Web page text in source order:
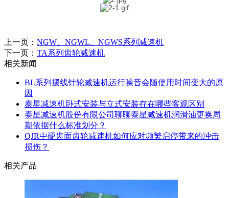
上一页： NGW、NGWL、NGWS系列减速机
下一页： TA系列齿轮减速机
相关新闻
BL系列摆线针轮减速机运行噪音会随使用时间变大的原
因
泰星减速机卧式安装与立式安装存在哪些客观区别
泰星减速机股份有限公司聊聊泰星减速机润滑油更换周
期依据什么标准划分？
QJR中硬齿面齿轮减速机如何应对频繁启停带来的冲击
损伤？
相关产品